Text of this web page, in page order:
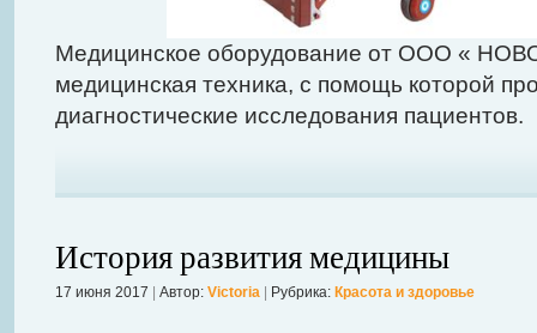
Медицинское оборудование от ООО «
медицинская техника, с помощь которой
диагностические исследования пациентов.
История развития медицины
17 июня 2017 Автор: Victoria Рубрика: Красота и здоровье